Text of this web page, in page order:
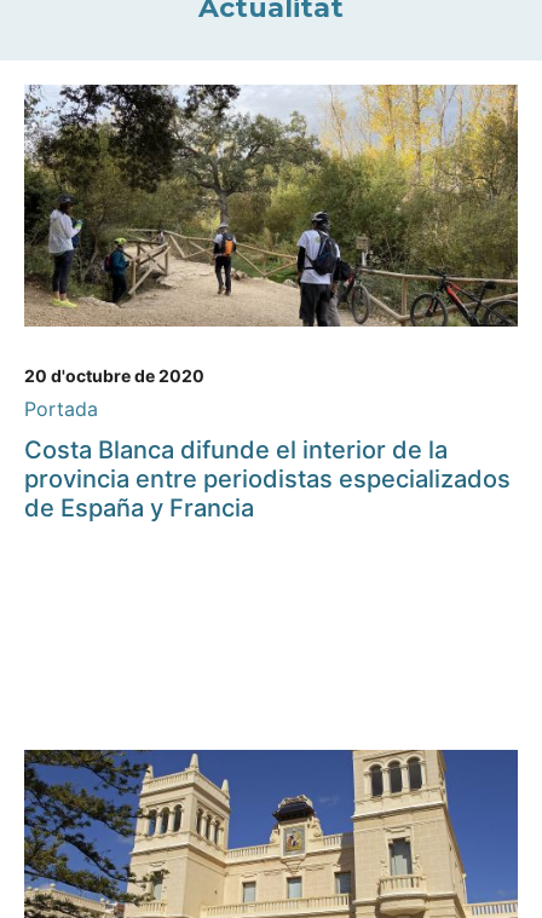
Actualitat
20 d'octubre de 2020
Portada
Costa Blanca difunde el interior de la
provincia entre periodistas especializados
de España y Francia